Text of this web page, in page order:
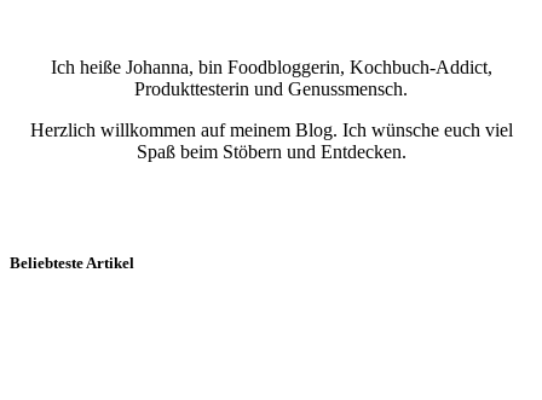
Ich heiße Johanna, bin Foodbloggerin, Kochbuch-Addict,
Produkttesterin und Genussmensch.
Herzlich willkommen auf meinem Blog. Ich wünsche euch viel
Spaß beim Stöbern und Entdecken.
Beliebteste Artikel